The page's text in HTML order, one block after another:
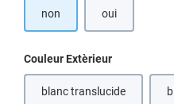
non oui
Sélectionnez
Couleur Extèrieur
blanc translucide
(Cette option n'est